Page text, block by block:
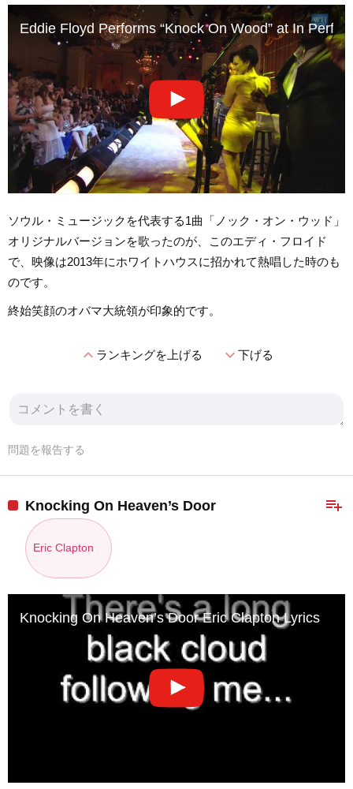
Eddie Floyd Performs “Knock On Wood” at In
ソウル・ミュージックを代表する1曲「ノック・オン・ウッド」
オリジナルバージョンを歌ったのが、このエディ・フロイド
で、映像は2013年にホワイトハウスに招かれて熱唱した時のも
のです。
終始笑顔のオバマ大統領が印象的です。
expand_lessランキングを上げる expand_more下げる
問題を報告する
playlist_add
Knocking On Heaven’s Door
Eric Clapton
Knocking On Heaven’s Door Eric Clapton Lyrics